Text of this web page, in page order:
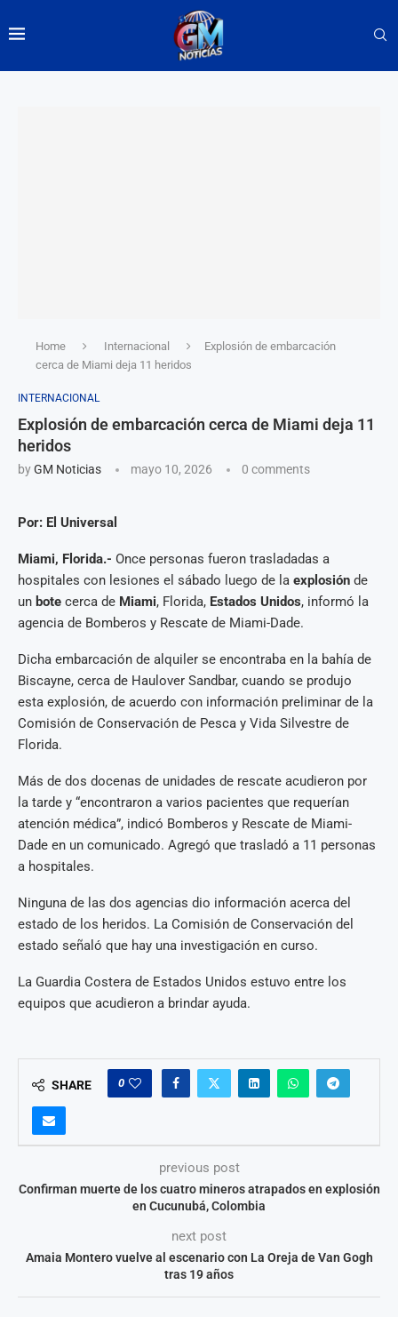
Home Internacional
Explosión de embarcación
cerca de Miami deja 11 heridos
INTERNACIONAL
Explosión de embarcación cerca de Miami deja 11
heridos
byGM Noticias mayo 10, 2026 0 comments
Por: El Universal
Miami, Florida.- Once personas fueron trasladadas a
hospitales con lesiones el sábado luego de la explosión de
un bote cerca de Miami, Florida, Estados Unidos, informó la
agencia de Bomberos y Rescate de Miami-Dade.
Dicha embarcación de alquiler se encontraba en la bahía de
Biscayne, cerca de Haulover Sandbar, cuando se produjo
esta explosión, de acuerdo con información preliminar de la
Comisión de Conservación de Pesca y Vida Silvestre de
Florida.
Más de dos docenas de unidades de rescate acudieron por
la tarde y “encontraron a varios pacientes que requerían
atención médica”, indicó Bomberos y Rescate de Miami-
Dade en un comunicado. Agregó que trasladó a 11 personas
a hospitales.
Ninguna de las dos agencias dio información acerca del
estado de los heridos. La Comisión de Conservación del
estado señaló que hay una investigación en curso.
La Guardia Costera de Estados Unidos estuvo entre los
equipos que acudieron a brindar ayuda.
SHARE 0
previous post
Confirman muerte de los cuatro mineros atrapados en explosión
en Cucunubá, Colombia
next post
Amaia Montero vuelve al escenario con La Oreja de Van Gogh
tras 19 años